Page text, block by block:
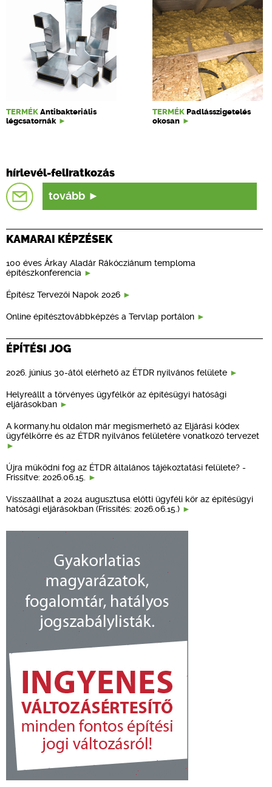
TERMÉK Antibakteriális
légcsatornák
TERMÉK Padlásszigetelés
okosan
hírlevél-feliratkozás
tovább
KAMARAI KÉPZÉSEK
100 éves Árkay Aladár Rákócziánum temploma
építészkonferencia
Építész Tervezői Napok 2026
Online építésztovábbképzés a Tervlap portálon
ÉPÍTÉSI JOG
2026. június 30-ától elérhető az ÉTDR nyilvános felülete
Helyreállt a törvényes ügyfélkör az építésügyi hatósági
eljárásokban
A kormany.hu oldalon már megismerhető az Eljárási kódex
ügyfélkörre és az ÉTDR nyilvános felületére vonatkozó tervezet
Újra működni fog az ÉTDR általános tájékoztatási felülete? -
Frissítve: 2026.06.15.
Visszaállhat a 2024 augusztusa előtti ügyféli kör az építésügyi
hatósági eljárásokban (Frissítés: 2026.06.15.)